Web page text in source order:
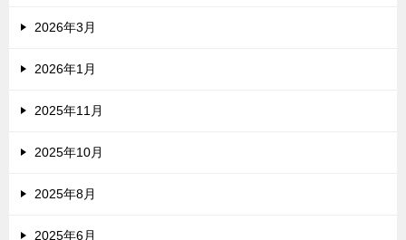
2026年3月
2026年1月
2025年11月
2025年10月
2025年8月
2025年6月